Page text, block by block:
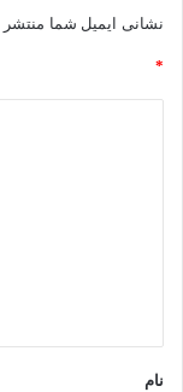
نشانی ایمیل شما
*
نام